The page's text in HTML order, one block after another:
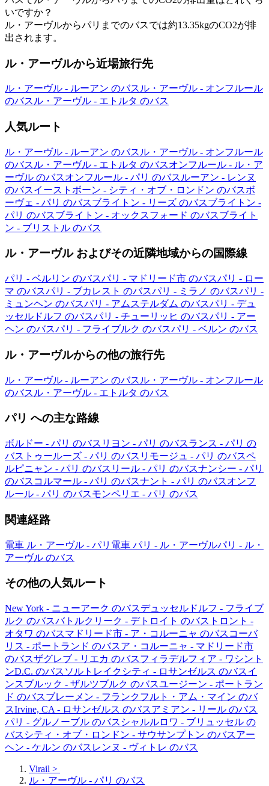
いですか？
ル・アーヴルからパリまでのバスでは約13.35kgのCO2が排
出されます。
ル・アーヴルから近場旅行先
ル・アーヴル - ルーアン のバス ル・アーヴル - オンフルール
のバス ル・アーヴル - エトルタ のバス
人気ルート
ル・アーヴル - ルーアン のバス ル・アーヴル - オンフルール
のバス ル・アーヴル - エトルタ のバスオンフルール - ル・ア
ーヴル のバスオンフルール - パリ のバス ルーアン - レンヌ
のバスイーストボーン - シティ・オブ・ロンドン のバスボ
ーヴェ - パリ のバスブライトン - リーズ のバスブライトン -
パリ のバスブライトン - オックスフォード のバスブライト
ン - ブリストル のバス
ル・アーヴル およびその近隣地域からの国際線
パリ - ベルリン のバスパリ - マドリード市 のバスパリ - ロー
マ のバスパリ - ブカレスト のバスパリ - ミラノ のバスパリ -
ミュンヘン のバスパリ - アムステルダム のバスパリ - デュ
ッセルドルフ のバスパリ - チューリッヒ のバスパリ - アー
ヘン のバスパリ - フライブルク のバスパリ - ベルン のバス
ル・アーヴルからの他の旅行先
ル・アーヴル - ルーアン のバス ル・アーヴル - オンフルール
のバス ル・アーヴル - エトルタ のバス
パリ への主な路線
ボルドー - パリ のバス リヨン - パリ のバスランス - パリ の
バス トゥールーズ - パリ のバス リモージュ - パリ のバスペ
ルピニャン - パリ のバス リール - パリ のバスナンシー - パリ
のバス コルマール - パリ のバスナント - パリ のバスオンフ
ルール - パリ のバスモンペリエ - パリ のバス
関連経路
電車 ル・アーヴル - パリ 電車 パリ - ル・アーヴルパリ - ル・
アーヴル のバス
その他の人気ルート
New York - ニューアーク のバスデュッセルドルフ - フライブ
ルク のバスバトルクリーク - デトロイト のバス トロント -
オタワ のバスマドリード市 - ア・コルーニャ のバス コーバ
リス - ポートランド のバスア・コルーニャ - マドリード市
のバスザグレブ - リエカ のバスフィラデルフィア - ワシント
ンD.C. のバス ソルトレイクシティ - ロサンゼルス のバスイ
ンスブルック - ザルツブルク のバスユージーン - ポートラン
ド のバスブレーメン - フランクフルト・アム・マイン のバ
スIrvine, CA - ロサンゼルス のバスアミアン - リール のバス
パリ - グルノーブル のバス シャルルロワ - ブリュッセル の
バス シティ・オブ・ロンドン - サウサンプトン のバスアー
ヘン - ケルン のバス レンヌ - ヴィトレ のバス
Virail >
ル・アーヴル - パリ のバス